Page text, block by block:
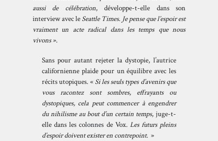
aussi de célébration, développe-t-elle dans son
interview avec le Seattle Times. Je pense que l’espoir est
vraiment un acte radical dans les temps que nous
vivons ».
Sans pour autant rejeter la dystopie, l’autrice
californienne plaide pour un équilibre avec les
récits utopiques. « Si les seuls types d’avenirs que
vous racontez sont sombres, effrayants ou
dystopiques, cela peut commencer à engendrer
du nihilisme au bout d’un certain temps, juge-t-
elle dans lescolonnes de Vox.Les futurs pleins
d’espoir doivent exister en contrepoint. »